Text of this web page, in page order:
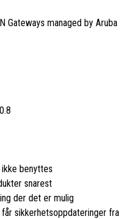
Gateways managed by Aruba
benyttes
snarest
der det er mulig
sikkerhetsoppdateringer fra